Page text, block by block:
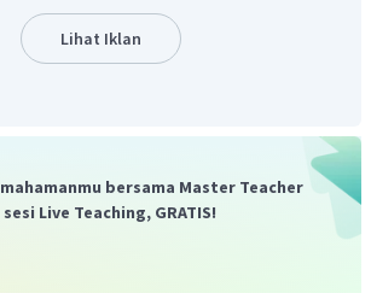
Lihat Iklan
bersama Master Teacher
Live Teaching, GRATIS!